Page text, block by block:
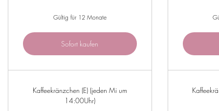
Gültig für 12 Monate
Sofort kaufen
Kaffeekränzchen (E) (jeden Mi um
14:00Uhr)